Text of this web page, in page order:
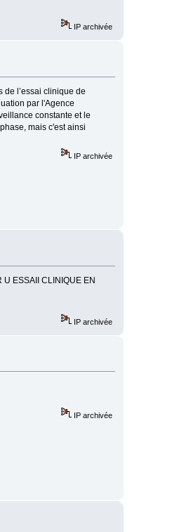
IP archivée
de l’essai clinique de
par l'Agence
constante et le
mais c'est ainsi
IP archivée
ESSAII CLINIQUE EN
IP archivée
IP archivée